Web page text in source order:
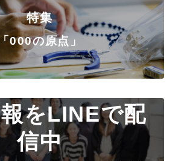
特集
000の原点」
をLINEで配
信中